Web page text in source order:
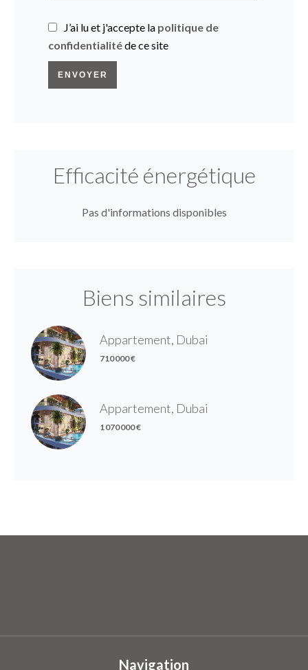
J’ai lu et j'accepte la politique de
confidentialitéde ce site
ENVOYER
Efficacité énergétique
Pas d'informations disponibles
Biens similaires
Appartement, Dubai
710 000 €
Appartement, Dubai
1 070 000 €
Navigation